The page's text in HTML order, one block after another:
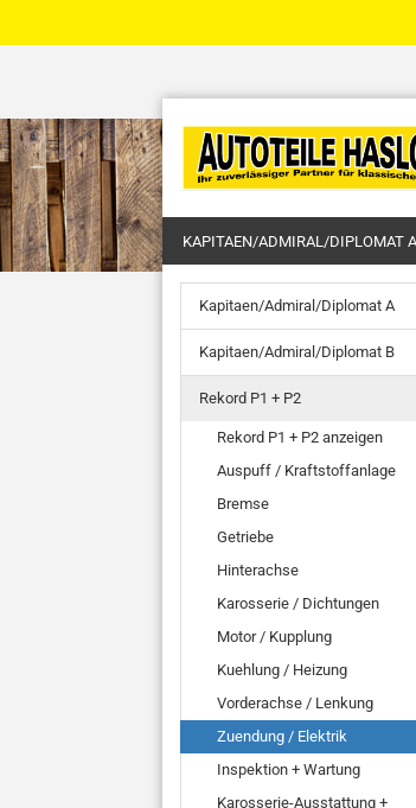
KAPITAEN/ADMIRAL/DIPLOMAT A
Kapitaen/Admiral/Diplomat A
Kapitaen/Admiral/Diplomat B
Rekord P1 + P2
Rekord P1 + P2 anzeigen
Auspuff / Kraftstoffanlage
Bremse
Getriebe
Hinterachse
Karosserie / Dichtungen
Motor / Kupplung
Kuehlung / Heizung
Vorderachse / Lenkung
Zuendung / Elektrik
Inspektion + Wartung
Karosserie-Ausstattung +